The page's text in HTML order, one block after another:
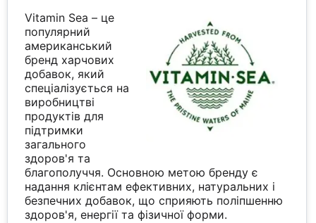
Vitamin Sea – це
популярний
американський
бренд харчових
добавок, який
спеціалізується на
виробництві
продуктів для
підтримки
загального
здоров'я та
благополуччя. Основною метою бренду є
надання клієнтам ефективних, натуральних і
безпечних добавок, що сприяють поліпшенню
здоров'я, енергії та фізичної форми.